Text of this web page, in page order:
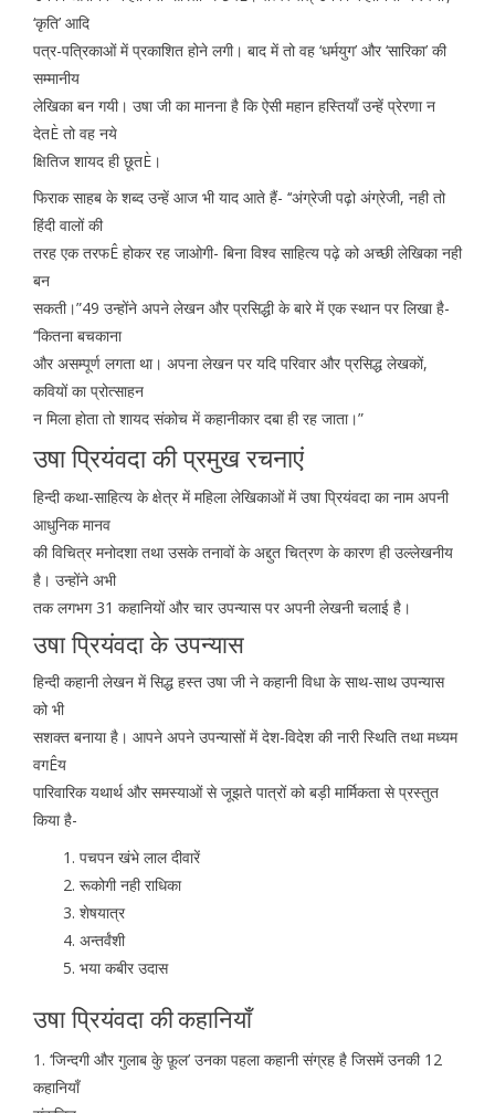
‘कृति’ आदि
पत्र-पत्रिकाओं में प्रकाशित होने लगी। बाद में तो वह ‘धर्मयुग’ और ‘सारिका’ की
सम्मानीय
लेखिका बन गयी। उषा जी का मानना है कि ऐसी महान हस्तियाँ उन्हें प्रेरणा न
देतÈ तो वह नये
क्षितिज शायद ही छूतÈ।
फिराक साहब के शब्द उन्हें आज भी याद आते हैं- ‘‘अंग्रेजी पढ़ो अंग्रेजी, नही तो
हिंदी वालों की
तरह एक तरफÊ होकर रह जाओगी- बिना विश्व साहित्य पढ़े को अच्छी लेखिका नही
बन
सकती।”49 उन्होंने अपने लेखन और प्रसिद्धी के बारे में एक स्थान पर लिखा है-
‘‘कितना बचकाना
और असम्पूर्ण लगता था। अपना लेखन पर यदि परिवार और प्रसिद्ध लेखकों,
कवियों का प्रोत्साहन
न मिला होता तो शायद संकोच में कहानीकार दबा ही रह जाता।”
उषा प्रियंवदा की प्रमुख रचनाएं
हिन्दी कथा-साहित्य के क्षेत्र में महिला लेखिकाओं में उषा प्रियंवदा का नाम अपनी
आधुनिक मानव
की विचित्र मनोदशा तथा उसके तनावों के अद्दुत चित्रण के कारण ही उल्लेखनीय
है। उन्होंने अभी
तक लगभग 31 कहानियों और चार उपन्यास पर अपनी लेखनी चलाई है।
उषा प्रियंवदा के उपन्यास
हिन्दी कहानी लेखन में सिद्ध हस्त उषा जी ने कहानी विधा के साथ-साथ उपन्यास
को भी
सशक्त बनाया है। आपने अपने उपन्यासों में देश-विदेश की नारी स्थिति तथा मध्यम
वगÊय
पारिवारिक यथार्थ और समस्याओं से जूझते पात्रों को बड़ी मार्मिकता से प्रस्तुत
किया है-
पचपन खंभे लाल दीवारें
रूकोगी नही राधिका
शेषयात्र
अन्तर्वंशी
भया कबीर उदास
उषा प्रियंवदा कीकहानियाँ
1. ‘जिन्दगी और गुलाब केु फ़ूल’ उनका पहला कहानी संग्रह है जिसमें उनकी 12
कहानियाँ